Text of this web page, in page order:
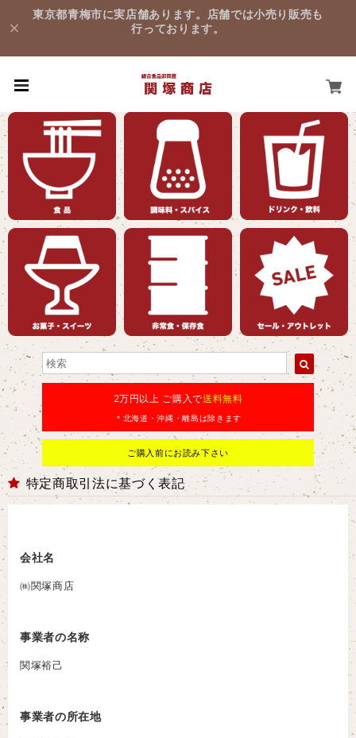
東京都青梅市に実店舗あります。店舗では小売り販売も
行っております。
2万円以上 ご購入で送料無料
＊北海道・沖縄・離島は除きます
ご購入前にお読み下さい
特定商取引法に基づく表記
会社名
㈱関塚商店
事業者の名称
関塚裕己
事業者の所在地